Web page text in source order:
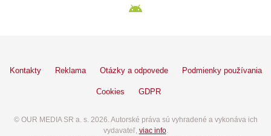
Kontakty Reklama Otázky a odpovede Podmienky používania
Cookies GDPR
© OUR MEDIA SR a. s. 2026. Autorské práva sú vyhradené a vykonáva ich
vydavateľ, viac info.